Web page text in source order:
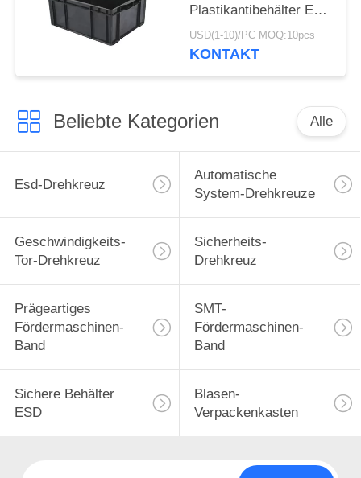
Plastikantibehälter Esd
sichere
korrosionsbeständig
USD(1-10)/PC MOQ:10pcs
KONTAKT
Beliebte Kategorien Alle
Esd-Drehkreuz
Automatische
System-Drehkreuze
Geschwindigkeits-
Tor-Drehkreuz
Sicherheits-
Drehkreuz
Prägeartiges
Fördermaschinen-
Band
SMT-
Fördermaschinen-
Band
Sichere Behälter
ESD
Blasen-
Verpackenkasten